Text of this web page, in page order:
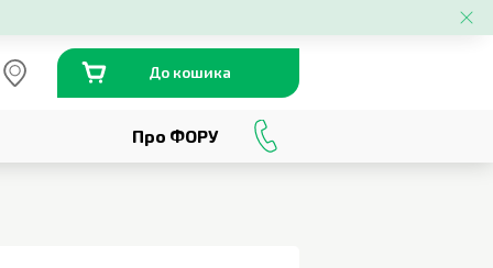
До кошика
Про ФОРУ